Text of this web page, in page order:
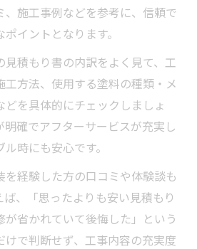
、施工事例などを参考に、信頼で
イントとなります。
見積もり書の内訳をよく見て、工
工方法、使用する塗料の種類・メ
を具体的にチェックしましょ
明確でアフターサービスが充実し
時にも安心です。
を経験した方の口コミや体験談も
、「思ったよりも安い見積もり
省かれていて後悔した」という
けで判断せず、工事内容の充実度